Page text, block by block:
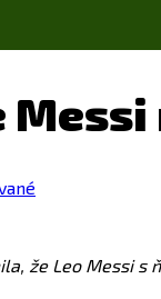
že Leo Messi